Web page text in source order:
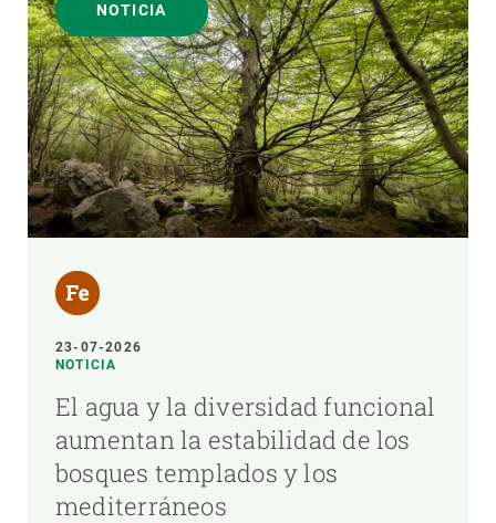
NOTICIA
23-07-2026
NOTICIA
El agua y la diversidad funcional
aumentan la estabilidad de los
bosques templados y los
mediterráneos